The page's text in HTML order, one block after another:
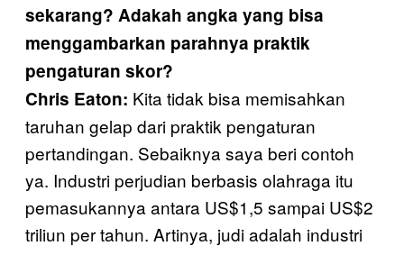
sekarang? Adakah angka yang bisa
menggambarkan parahnya praktik
pengaturan skor?
Chris Eaton: Kita tidak bisa memisahkan
taruhan gelap dari praktik pengaturan
pertandingan. Sebaiknya saya beri contoh
ya. Industri perjudian berbasis olahraga itu
pemasukannya antara US$1,5 sampai US$2
triliun per tahun. Artinya, judi adalah industri